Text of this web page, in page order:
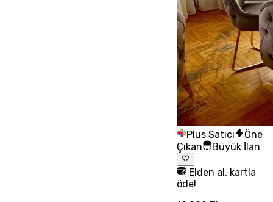
Plus Satıcı
Öne
Çıkan
Büyük İlan
Elden al, kartla
öde!